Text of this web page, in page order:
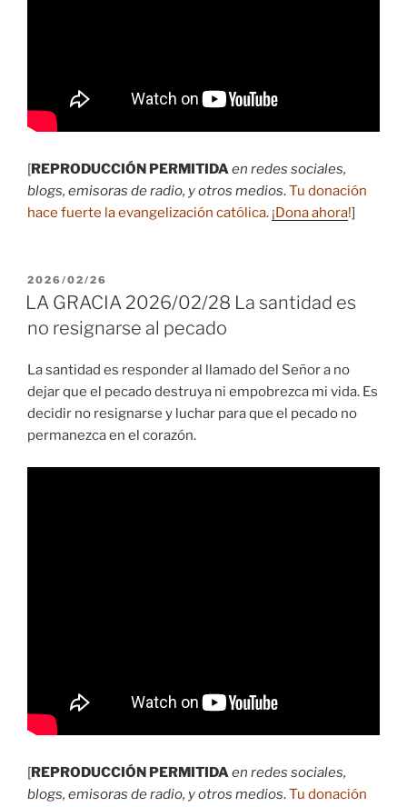
[REPRODUCCIÓN PERMITIDAen redes sociales,
blogs, emisoras de radio, y otros medios.Tu donación
hace fuerte la evangelización católica. ¡Dona ahora!]
PUBLICADO
EL
2026/02/26
LA GRACIA 2026/02/28 La santidad es
no resignarse al pecado
La santidad es responder al llamado del Señor a no
dejar que el pecado destruya ni empobrezca mi vida. Es
decidir no resignarse y luchar para que el pecado no
permanezca en el corazón.
[REPRODUCCIÓN PERMITIDAen redes sociales,
blogs, emisoras de radio, y otros medios.Tu donación